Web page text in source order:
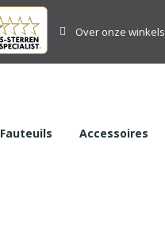
Over onze winkels
Fauteuils Accessoires